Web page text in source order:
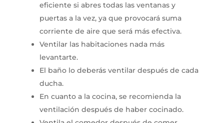
eficiente si abres todas las ventanas y
puertas a la vez, ya que provocará suma
corriente de aire que será más efectiva.
Ventilar las habitaciones nada más
levantarte.
El baño lo deberás ventilar después de cada
ducha.
En cuanto a la cocina, se recomienda la
ventilación después de haber cocinado.